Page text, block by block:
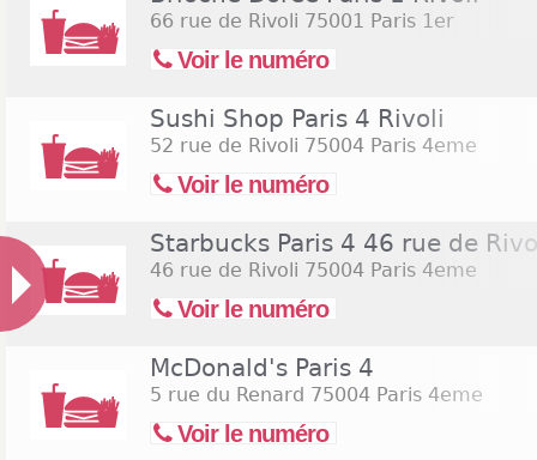
66 rue de Rivoli 75001 Paris 1er
Voir le numéro
Sushi Shop Paris 4 Rivoli
52 rue de Rivoli 75004 Paris 4eme
Voir le numéro
Starbucks Paris 4 46 rue de
46 rue de Rivoli 75004 Paris 4eme
Voir le numéro
McDonald's Paris 4
5 rue du Renard 75004 Paris 4eme
Voir le numéro